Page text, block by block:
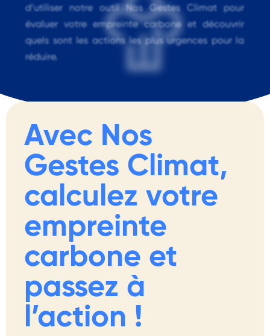
d’utiliser notre outil Nos Gestes Climat pour
évaluer votre empreinte carbone et découvrir
quels sont les actions les plus urgences pour la
réduire.
Avec Nos
Gestes Climat,
calculez votre
empreinte
carbone et
passez à
l’action !